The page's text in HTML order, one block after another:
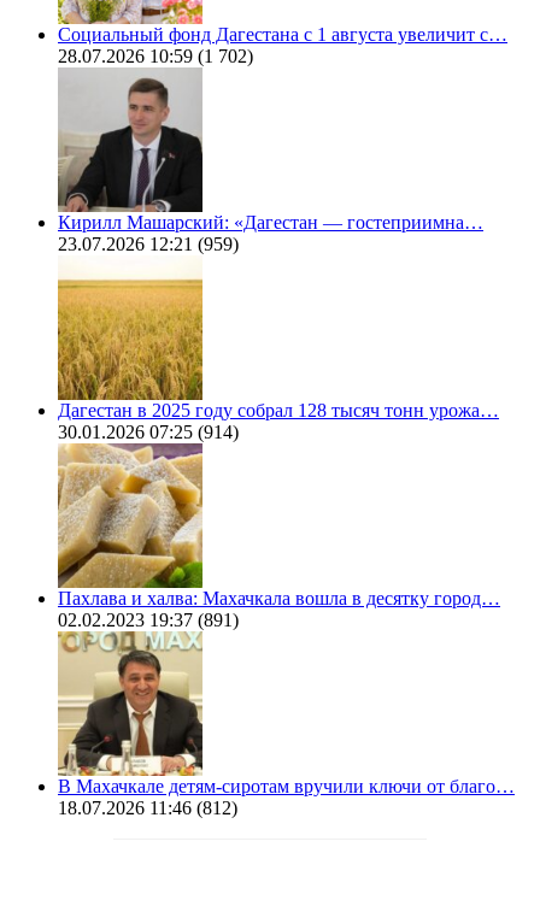
Социальный фонд Дагестана с 1 августа увеличит с…
28.07.2026 10:59 (1 702)
Кирилл Машарский: «Дагестан — гостеприимна…
23.07.2026 12:21 (959)
Дагестан в 2025 году собрал 128 тысяч тонн урожа…
30.01.2026 07:25 (914)
Пахлава и халва: Махачкала вошла в десятку город…
02.02.2023 19:37 (891)
В Махачкале детям-сиротам вручили ключи от благо…
18.07.2026 11:46 (812)